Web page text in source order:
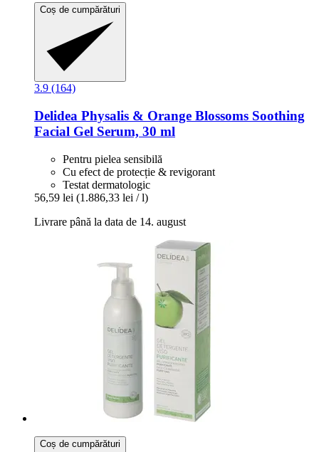
Coș de cumpărături
3.9 (164)
Delidea Physalis & Orange Blossoms Soothing
Facial Gel Serum, 30 ml
Pentru pielea sensibilă
Cu efect de protecție & revigorant
Testat dermatologic
56,59 lei (1.886,33 lei / l)
Livrare până la data de 14. august
Coș de cumpărături